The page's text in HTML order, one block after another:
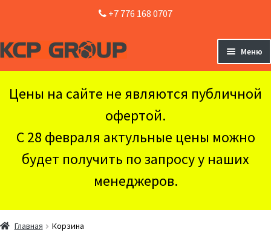
+7 776 168 0707
Перейти
навигации
Перейти
содержимому
Меню
Оборудование
Доставка и Оплата
Контакты
Цены на сайте не являются публичной
офертой.
С 28 февраля актульные цены можно
будет получить по запросу у наших
менеджеров.
Главная Корзина